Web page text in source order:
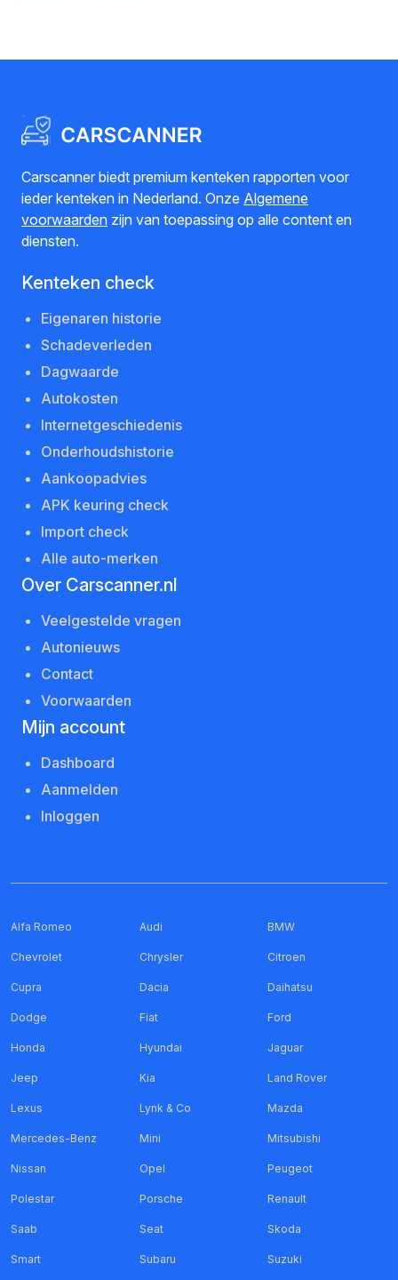
Carscanner biedt premium kenteken rapporten voor
ieder kenteken in Nederland. Onze Algemene
voorwaarden zijn van toepassing op alle content en
diensten.
Kenteken check
Eigenaren historie
Schadeverleden
Dagwaarde
Autokosten
Internetgeschiedenis
Onderhoudshistorie
Aankoopadvies
APK keuring check
Import check
Alle auto-merken
Over Carscanner.nl
Veelgestelde vragen
Autonieuws
Contact
Voorwaarden
Mijn account
Dashboard
Aanmelden
Inloggen
Alfa Romeo Audi BMW
Chevrolet Chrysler Citroen
Cupra Dacia Daihatsu
Dodge Fiat Ford
Honda Hyundai Jaguar
Jeep Kia Land Rover
Lexus Lynk & Co Mazda
Mercedes-Benz Mini Mitsubishi
Nissan Opel Peugeot
Polestar Porsche Renault
Saab Seat Skoda
Smart Subaru Suzuki